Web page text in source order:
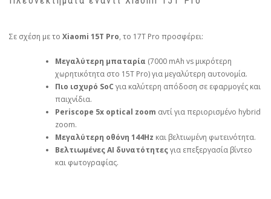
Σε σχέση με το Xiaomi 15T Pro, το 17T Pro προσφέρει:
Μεγαλύτερη μπαταρία (7000 mAh vs μικρότερη
χωρητικότητα στο 15T Pro) για μεγαλύτερη αυτονομία.
Πιο ισχυρό SoC για καλύτερη απόδοση σε εφαρμογές και
παιχνίδια.
Periscope 5x optical zoom αντί για περιορισμένο hybrid
zoom.
Μεγαλύτερη οθόνη 144Hz και βελτιωμένη φωτεινότητα.
Βελτιωμένες AI δυνατότητεςγια επεξεργασία βίντεο
και φωτογραφίας.